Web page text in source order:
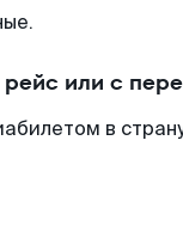
или с
в